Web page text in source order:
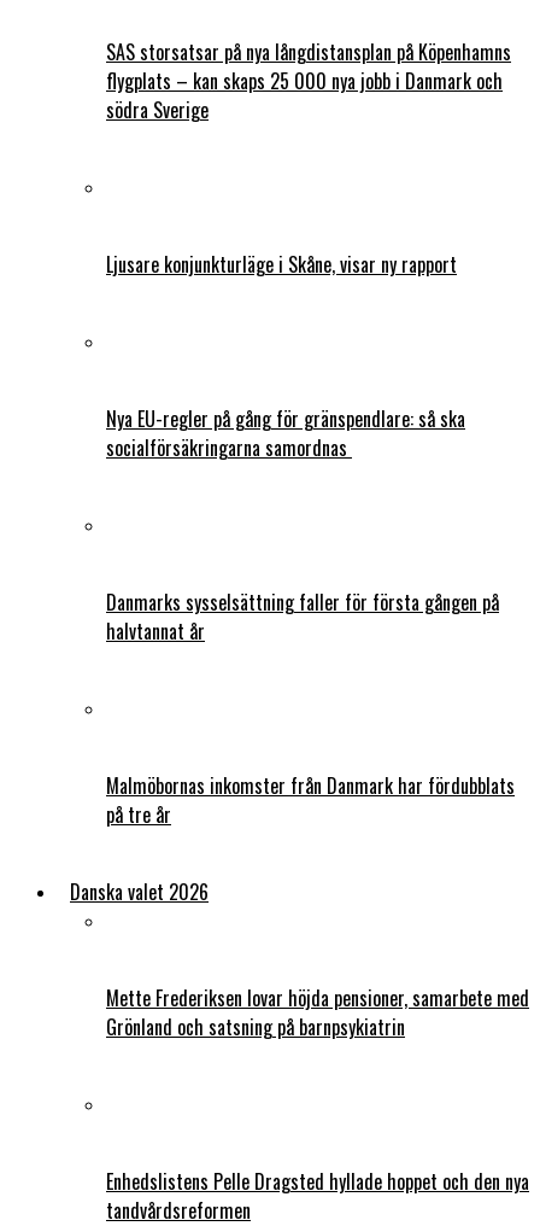
SAS storsatsar på nya långdistansplan på Köpenhamns
flygplats – kan skaps 25 000 nya jobb i Danmark och
södra Sverige
Ljusare konjunkturläge i Skåne, visar ny rapport
Nya EU-regler på gång för gränspendlare: så ska
socialförsäkringarna samordnas
Danmarks sysselsättning faller för första gången på
halvtannat år
Malmöbornas inkomster från Danmark har fördubblats
på tre år
Danska valet 2026
Mette Frederiksen lovar höjda pensioner, samarbete med
Grönland och satsning på barnpsykiatrin
Enhedslistens Pelle Dragsted hyllade hoppet och den nya
tandvårdsreformen